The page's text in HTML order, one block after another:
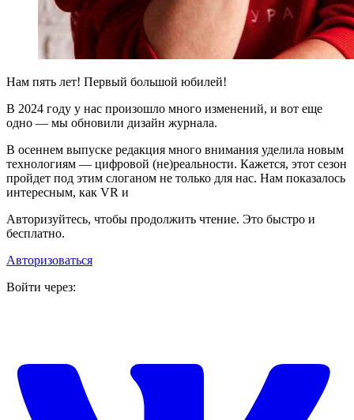
Нам пять лет! Первый большой юбилей!
В 2024 году у нас произошло много изменений, и вот еще
одно — мы обновили дизайн журнала.
В осеннем выпуске редакция много внимания уделила новым
технологиям — цифровой (не)реальности. Кажется, этот сезон
пройдет под этим слоганом не только для нас. Нам показалось
интересным, как VR и
Авторизуйтесь, чтобы продолжить чтение. Это быстро и
бесплатно.
Авторизоваться
Войти через: